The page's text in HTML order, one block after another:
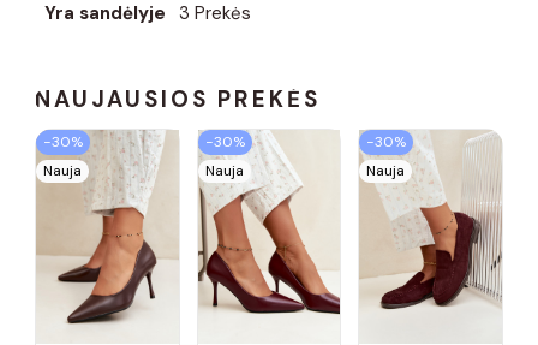
Yra sandėlyje 3 Prekės
NAUJAUSIOS PREKĖS
−30%
Nauja
−30%
Nauja
−30%
Nauja